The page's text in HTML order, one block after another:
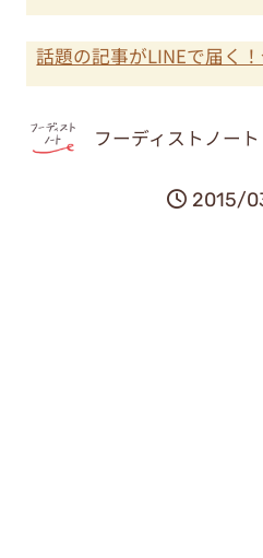
話題の記事がLINEで届く
フーディストノート
2015/